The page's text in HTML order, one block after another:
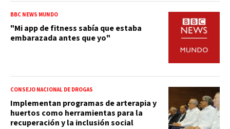
BBC NEWS MUNDO
"Mi app de fitness sabía que estaba
embarazada antes que yo"
CONSEJO NACIONAL DE DROGAS
Implementan programas de arterapia y
huertos como herramientas para la
recuperación y la inclusión social